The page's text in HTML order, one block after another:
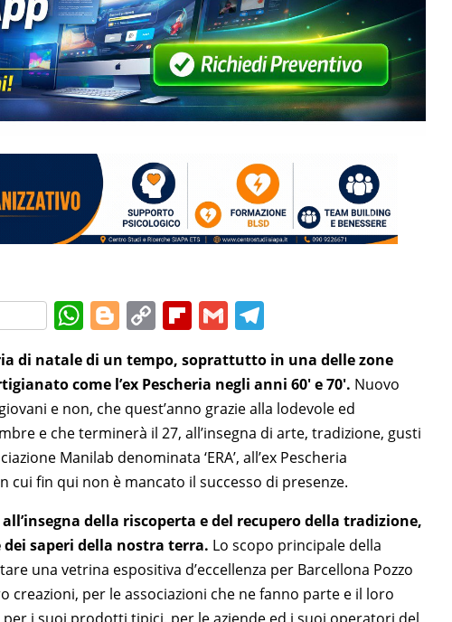
W
h
at
s
A
p
p
Bl
g
g
er
C
p
y
Li
n
k
Fl
b
o
ar
d
G
ai
l
T
el
e
gr
a
m
di natale di un tempo, soprattutto in una delle zone
come l’ex Pescheria negli anni 60′ e 70′. Nuovo
e non, che quest’anno grazie alla lodevole ed
e che terminerà il 27, all’insegna di arte, tradizione, gusti
Manilab denominata ‘ERA’, all’ex Pescheria
cui fin qui non è mancato il successo di presenze.
all’insegna della riscoperta e del recupero della tradizione,
saperi della nostra terra. Lo scopo principale della
una vetrina espositiva d’eccellenza per Barcellona Pozzo
creazioni, per le associazioni che ne fanno parte e il loro